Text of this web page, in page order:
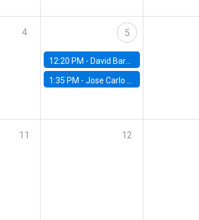
4 5
12:20 PM - David Bardey, Universidad de los Andes - CEDE
1:35 PM -Jose Carlo Bermudez, UC (ME) & World Bank
11 12